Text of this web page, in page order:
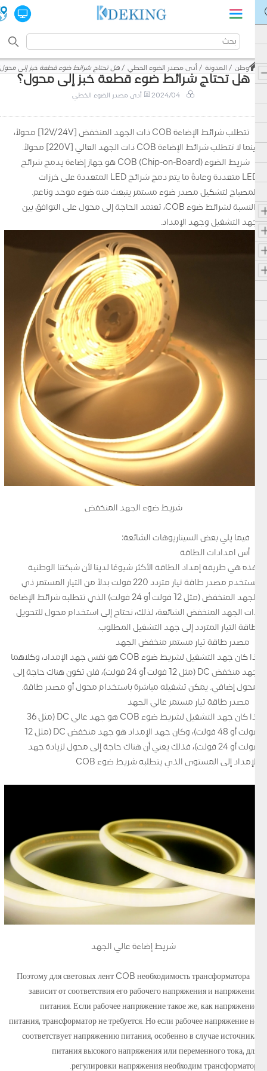
وطن المدونة أدى مصدر الضوء الخطي هل تحتاج شرائط ضوء قطعة خبز إلى محول؟
هل تحتاج شرائط ضوء قطعة خبز إلى محول؟
2024/04 أدى مصدر الضوء الخطي
تتطلب شرائط الإضاءة COB ذات الجهد المنخفض [12V/24V] محولاً،
بينما لا تتطلب شرائط الإضاءة COB ذات الجهد العالي [220V] محولاً.
شريط الضوء COB (Chip-on-Board) هو جهاز إضاءة يدمج شرائح
LED متعددة وعادةً ما يتم دمج شرائح LED المتعددة على خرزات
المصباح لتشكيل مصدر ضوء مستمر ينبعث منه ضوء موحد وناعم.
بالنسبة لشرائط ضوء COB، تعتمد الحاجة إلى محول على التوافق بين
جهد التشغيل وجهد الإمداد.
شريط ضوء الجهد المنخفض
فيما يلي بعض السيناريوهات الشائعة:
أس امدادات الطاقة
هذه هي طريقة إمداد الطاقة الأكثر شيوعًا لدينا لأن شبكتنا الوطنية
تستخدم مصدر طاقة تيار متردد 220 فولت بدلاً من التيار المستمر ذي
الجهد المنخفض (مثل 12 فولت أو 24 فولت) الذي تتطلبه شرائط الإضاءة
ذات الجهد المنخفض الشائعة، لذلك، نحتاج إلى استخدام محول للتحويل
طاقة التيار المتردد إلى جهد التشغيل المطلوب.
مصدر طاقة تيار مستمر منخفض الجهد
إذا كان جهد التشغيل لشريط ضوء COB هو نفس جهد الإمداد، وكلاهما
جهد منخفض DC (مثل 12 فولت أو 24 فولت)، فلن تكون هناك حاجة إلى
محول إضافي. يمكن تشغيله مباشرة باستخدام محول أو مصدر طاقة.
مصدر طاقة تيار مستمر عالي الجهد
إذا كان جهد التشغيل لشريط ضوء COB هو جهد عالي DC (مثل 36
فولت أو 48 فولت)، وكان جهد الإمداد هو جهد منخفض DC (مثل 12
فولت أو 24 فولت)، فذلك يعني أن هناك حاجة إلى محول لزيادة جهد
الإمداد إلى المستوى الذي يتطلبه شريط ضوء COB
شريط إضاءة عالي الجهد
Поэтому для световых лент COB необходимость трансформатора
зависит от соответствия его рабочего напряжения и напряжения
питания. Если рабочее напряжение такое же, как напряжение
питания, трансформатор не требуется. Но если рабочее напряжение не
соответствует напряжению питания, особенно в случае источника
питания высокого напряжения или переменного тока, для
регулировки напряжения необходим трансформатор.